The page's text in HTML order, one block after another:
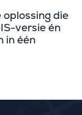
die
versie én
in één